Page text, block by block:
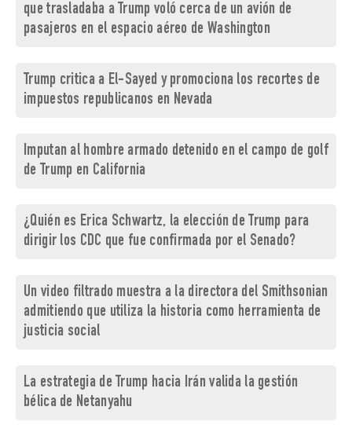
que trasladaba a Trump voló cerca de un avión de
pasajeros en el espacio aéreo de Washington
Trump critica a El-Sayed y promociona los recortes de
impuestos republicanos en Nevada
Imputan al hombre armado detenido en el campo de golf
de Trump en California
¿Quién es Erica Schwartz, la elección de Trump para
dirigir los CDC que fue confirmada por el Senado?
Un video filtrado muestra a la directora del Smithsonian
admitiendo que utiliza la historia como herramienta de
justicia social
La estrategia de Trump hacia Irán valida la gestión
bélica de Netanyahu